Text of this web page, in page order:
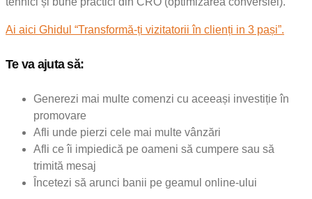
Ai aici Ghidul “Transformă-ți vizitatorii în clienți in 3 pași”.
Te va ajuta să:
Generezi mai multe comenzi cu aceeași investiție în
promovare
Afli unde pierzi cele mai multe vânzări
Afli ce îi impiedică pe oameni să cumpere sau să
trimită mesaj
Încetezi să arunci banii pe geamul online-ului